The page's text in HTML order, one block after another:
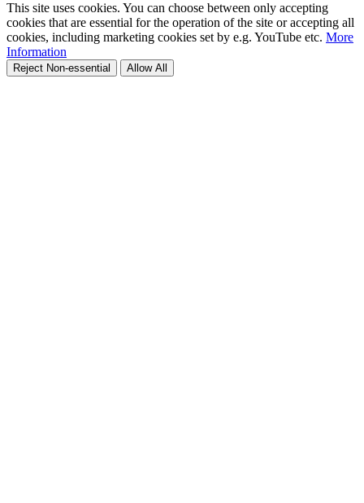
This site uses cookies. You can choose between only accepting
cookies that are essential for the operation of the site or accepting all
cookies, including marketing cookies set by e.g. YouTube etc. More
Information
Reject Non-essential Allow All